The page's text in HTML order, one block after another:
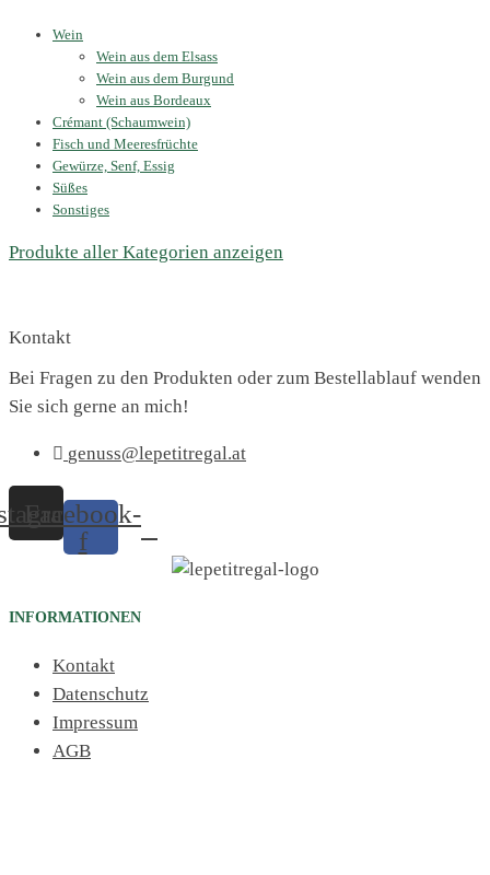
Wein
Wein aus dem Elsass
Wein aus dem Burgund
Wein aus Bordeaux
Crémant (Schaumwein)
Fisch und Meeresfrüchte
Gewürze, Senf, Essig
Süßes
Sonstiges
Produkte aller Kategorien anzeigen
Kontakt
Bei Fragen zu den Produkten oder zum Bestellablauf wenden
Sie sich gerne an mich!
genuss@lepetitregal.at
Facebook-
f
INFORMATIONEN
Kontakt
Datenschutz
Impressum
AGB